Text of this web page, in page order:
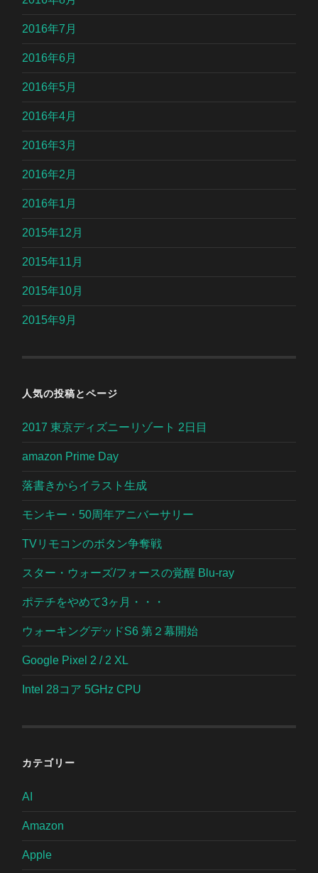
2016年7月
2016年6月
2016年5月
2016年4月
2016年3月
2016年2月
2016年1月
2015年12月
2015年11月
2015年10月
2015年9月
人気の投稿とページ
2017 東京ディズニーリゾート 2日目
amazon Prime Day
落書きからイラスト生成
モンキー・50周年アニバーサリー
TVリモコンのボタン争奪戦
スター・ウォーズ/フォースの覚醒 Blu-ray
ポテチをやめて3ヶ月・・・
ウォーキングデッドS6 第２幕開始
Google Pixel 2 / 2 XL
Intel 28コア 5GHz CPU
カテゴリー
AI
Amazon
Apple